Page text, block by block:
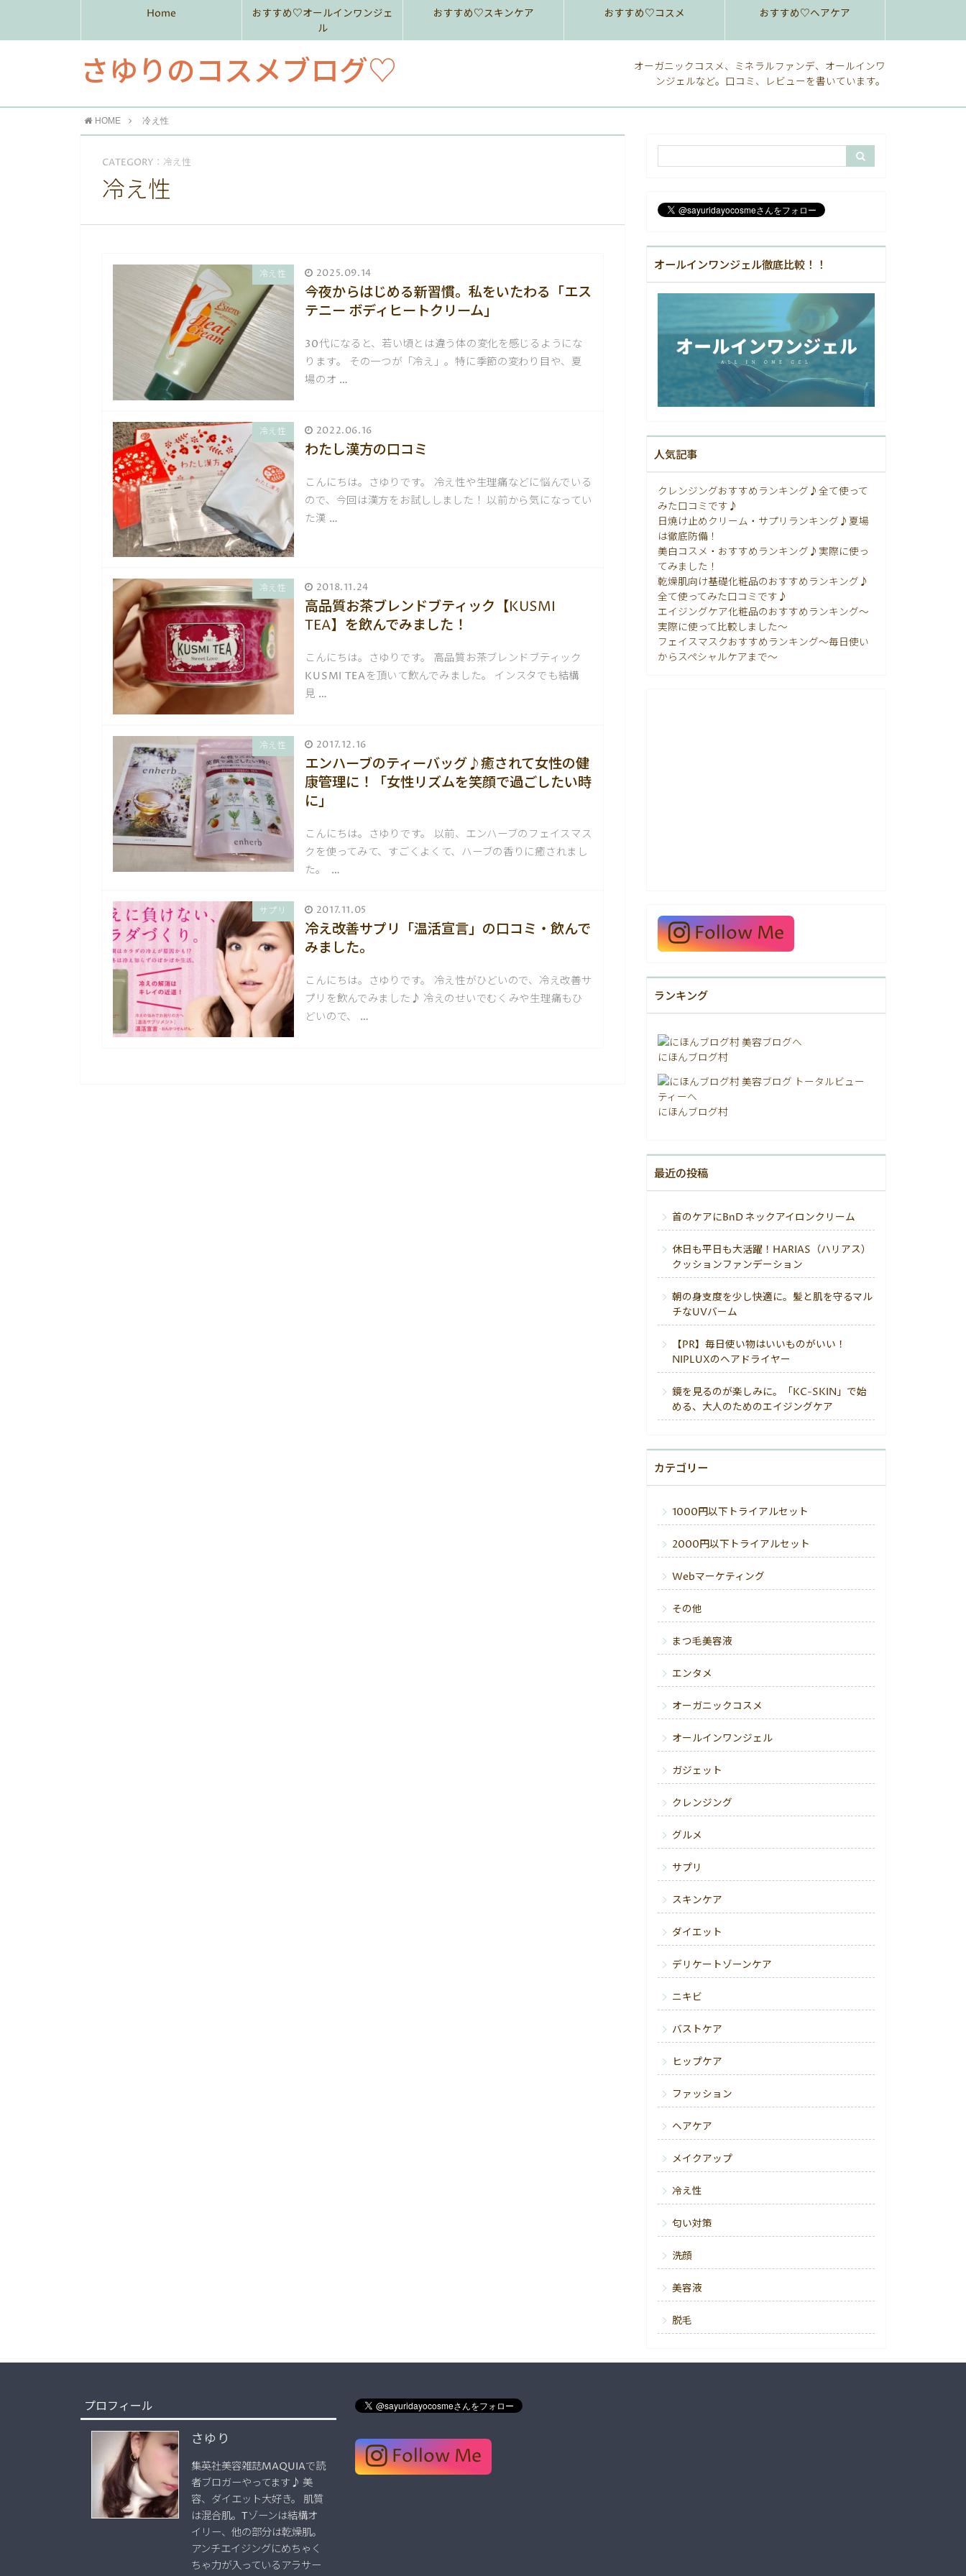
Home
おすすめ♡オールインワンジェ
ル
おすすめ♡スキンケア おすすめ♡コスメ おすすめ♡ヘアケア
さゆりのコスメブログ♡
オーガニックコスメ、ミネラルファンデ、オールインワ
ンジェルなど。口コミ、レビューを書いています。
HOME 冷え性
CATEGORY：冷え性
冷え性
冷え性 2025.09.14
今夜からはじめる新習慣。私をいたわる「エス
テニー ボディヒートクリーム」
30代になると、若い頃とは違う体の変化を感じるようにな
ります。 その一つが「冷え」。特に季節の変わり目や、夏
場のオ …
冷え性 2022.06.16
わたし漢方の口コミ
こんにちは。さゆりです。 冷え性や生理痛などに悩んでいる
ので、今回は漢方をお試ししました！ 以前から気になってい
た漢 …
冷え性 2018.11.24
高品質お茶ブレンドブティック【KUSMI
TEA】を飲んでみました！
こんにちは。さゆりです。 高品質お茶ブレンドブティック
KUSMI TEAを頂いて飲んでみました。 インスタでも結構
見 …
冷え性 2017.12.16
エンハーブのティーバッグ♪癒されて女性の健
康管理に！「女性リズムを笑顔で過ごしたい時
に」
こんにちは。さゆりです。 以前、エンハーブのフェイスマス
クを使ってみて、すごくよくて、ハーブの香りに癒されまし
た。 …
サプリ 2017.11.05
冷え改善サプリ「温活宣言」の口コミ・飲んで
みました。
こんにちは。さゆりです。 冷え性がひどいので、冷え改善サ
プリを飲んでみました♪ 冷えのせいでむくみや生理痛もひ
どいので、 …
オールインワンジェル徹底比較！！
人気記事
クレンジングおすすめランキング♪全て使って
みた口コミです♪
日焼け止めクリーム・サプリランキング♪夏場
は徹底防備！
美白コスメ・おすすめランキング♪実際に使っ
てみました！
乾燥肌向け基礎化粧品のおすすめランキング♪
全て使ってみた口コミです♪
エイジングケア化粧品のおすすめランキング〜
実際に使って比較しました〜
フェイスマスクおすすめランキング〜毎日使い
からスペシャルケアまで〜
Follow Me
ランキング
にほんブログ村
にほんブログ村
最近の投稿
首のケアにBnD ネックアイロンクリーム
休日も平日も大活躍！HARIAS（ハリアス）
クッションファンデーション
朝の身支度を少し快適に。髪と肌を守るマル
チなUVバーム
【PR】毎日使い物はいいものがいい！
NIPLUXのヘアドライヤー
鏡を見るのが楽しみに。「KC-SKIN」で始
める、大人のためのエイジングケア
カテゴリー
1000円以下トライアルセット
2000円以下トライアルセット
Webマーケティング
その他
まつ毛美容液
エンタメ
オーガニックコスメ
オールインワンジェル
ガジェット
クレンジング
グルメ
サプリ
スキンケア
ダイエット
デリケートゾーンケア
ニキビ
バストケア
ヒップケア
ファッション
ヘアケア
メイクアップ
冷え性
匂い対策
洗顔
美容液
脱毛
プロフィール
さゆり
集英社美容雑誌MAQUIAで読
者ブロガーやってます♪ 美
容、ダイエット大好き。 肌質
は混合肌。Tゾーンは結構オ
イリー、他の部分は乾燥肌。
アンチエイジングにめちゃく
ちゃ力が入っているアラサー
Follow Me